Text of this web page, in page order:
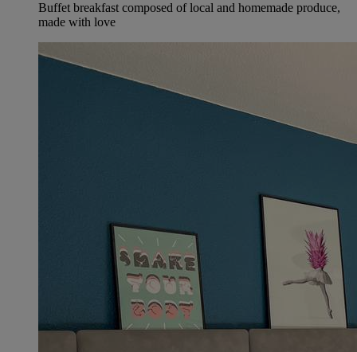
Buffet breakfast composed of local and homemade produce,
made with love